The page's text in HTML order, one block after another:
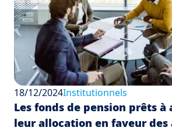
18/12/2024Institutionnels
Les fonds de pension prêts
leur allocation en faveur